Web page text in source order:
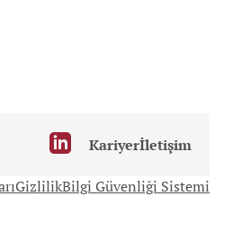
Kariyerİletişim
GizlilikBilgi Güvenliği Sistemi